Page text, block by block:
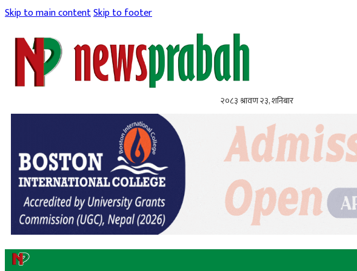
Skip to main contentSkip to footer
२०८३ श्रावण २३, शनिबार